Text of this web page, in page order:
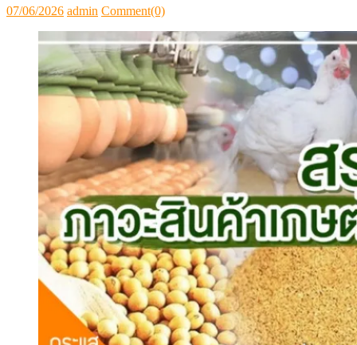
สรุปภาวะสินค้าเกษตรประจำสัปดาห์
สรุปภาวะ สินค้าเกษตรประจำสัปดาห์ วันที่
25 – 29 พฤษภาคม 2569